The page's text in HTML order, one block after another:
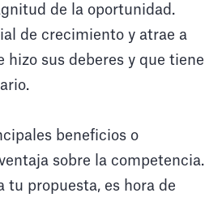
de la oportunidad.
de crecimiento y atrae a
sus deberes y que tiene
beneficios o
sobre la competencia.
tu propuesta, es hora de